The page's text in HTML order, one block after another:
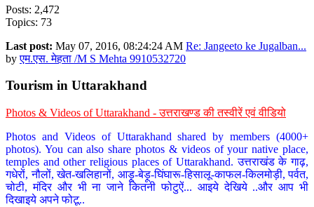
Posts: 2,472
Topics: 73
Last post: May 07, 2016, 08:24:24 AM Re: Jangeeto ke Jugalban...
byएम.एस. मेहता /M S Mehta 9910532720
Tourism in Uttarakhand
Photos & Videos of Uttarakhand - उत्तराखण्ड की तस्वीरें एवं वीडियो
Photos and Videos of Uttarakhand shared by members (4000+
photos). You can also share photos & videos of your native place,
temples and other religious places of Uttarakhand. उत्तराखंड के गाढ़,
गधेरों, नौलों, खेत-खलिहानों, आड़ू-बेड़ू-घिंघारू-हिसालू-काफल-किलमोड़ी, पर्वत,
चोटी, मंदिर और भी ना जाने कितनी फोटुऐं... आइये देखिये ..और आप भी
दिखाइये अपने फोटू..